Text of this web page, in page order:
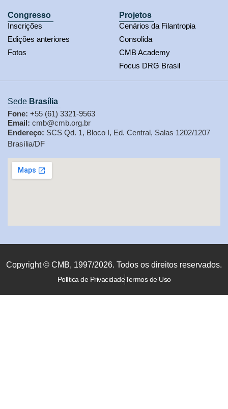
Congresso
Inscrições
Edições anteriores
Fotos
Projetos
Cenários da Filantropia
Consolida
CMB Academy
Focus DRG Brasil
Sede Brasília
Fone: +55 (61) 3321-9563
Email: cmb@cmb.org.br
Endereço: SCS Qd. 1, Bloco I, Ed. Central, Salas 1202/1207
Brasília/DF
Copyright © CMB, 1997/2026. Todos os direitos reservados.
Política de PrivacidadeTermos de Uso